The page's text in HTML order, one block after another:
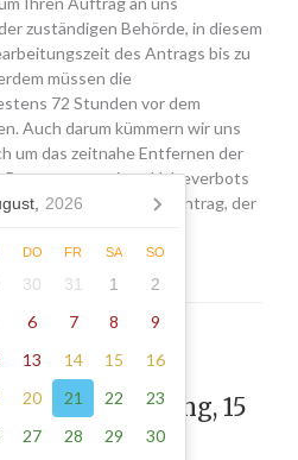
zuständigen Behörde, in diesem
des Antrags bis zu
müssen die
72 Stunden vor dem
Auch darum kümmern wir uns
um das zeitnahe Entfernen der
Beantragung eines Halteverbots
Gebühren für den Antrag, der
Pauschale für den
Abholen der Schilder
-
Anordnung, 15
2026
DO FR SA SO
30 31 1
2
6 7 8
9
13 14 15
16
20 21 22
23
27 28 29
30